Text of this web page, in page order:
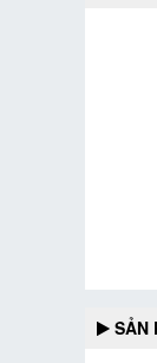
SẢN